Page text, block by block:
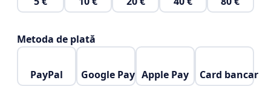
Metoda de plată
PayPal Google Pay Apple Pay Card bancar